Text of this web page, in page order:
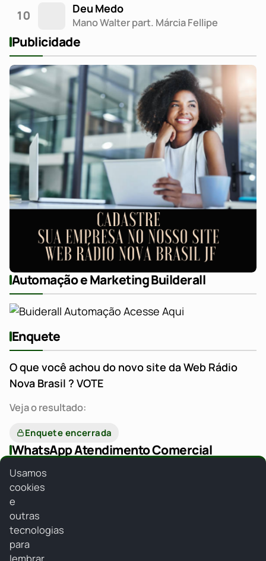
10 Deu Medo
Mano Walter part. Márcia Fellipe
Publicidade
Automação e Marketing Builderall
Enquete
O que você achou do novo site da Web Rádio
Nova Brasil ? VOTE
Veja o resultado:
Enquete encerrada
WhatsApp Atendimento Comercial
Usamos
cookies
e
outras
tecnologias
para